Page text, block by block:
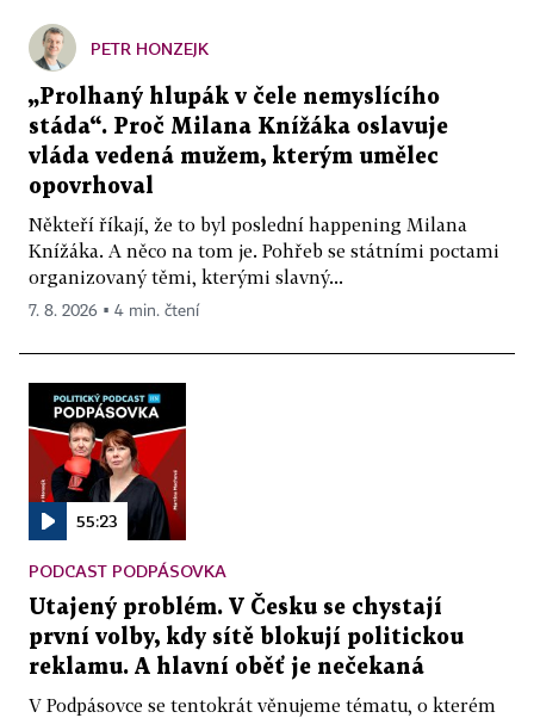
PETR HONZEJK
„Prolhaný hlupák v čele nemyslícího
stáda“. Proč Milana Knížáka oslavuje
vláda vedená mužem, kterým umělec
opovrhoval
Někteří říkají, že to byl poslední happening Milana
Knížáka. A něco na tom je. Pohřeb se státními poctami
organizovaný těmi, kterými slavný...
7. 8. 2026 ▪ 4 min. čtení
55:23
PODCAST PODPÁSOVKA
Utajený problém. V Česku se chystají
první volby, kdy sítě blokují politickou
reklamu. A hlavní oběť je nečekaná
V Podpásovce se tentokrát věnujeme tématu, o kterém